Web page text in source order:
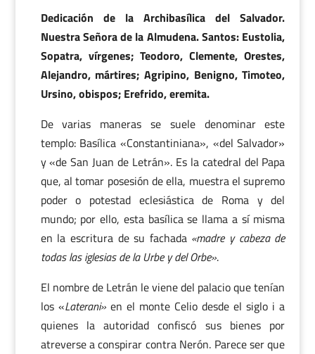
Dedicación de la Archibasílica del Salvador.
Nuestra Señora de la Almudena. Santos: Eustolia,
Sopatra, vírgenes; Teodoro, Clemente, Orestes,
Alejandro, mártires; Agripino, Benigno, Timoteo,
Ursino, obispos; Erefrido, eremita.
De varias maneras se suele denominar este
templo: Basílica «Constantiniana», «del Salvador»
y «de San Juan de Letrán». Es la catedral del Papa
que, al tomar posesión de ella, muestra el supremo
poder o potestad eclesiástica de Roma y del
mundo; por ello, esta basílica se llama a sí misma
en la escritura de su fachada «madre y cabeza de
todas las iglesias de la Urbe y del Orbe».
El nombre de Letrán le viene del palacio que tenían
los «Laterani»en el monte Celio desde el siglo i a
quienes la autoridad confiscó sus bienes por
atreverse a conspirar contra Nerón. Parece ser que